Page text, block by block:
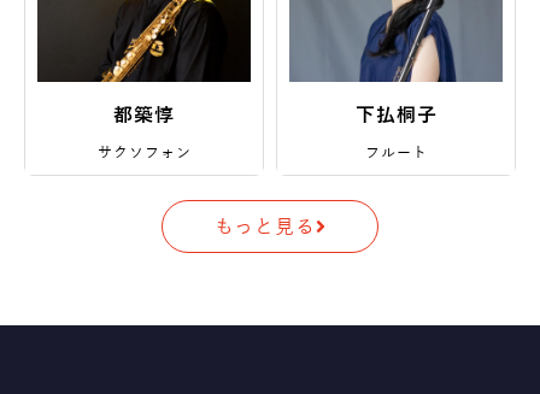
都築惇
サクソフォン
下払桐子
フルート
もっと見る